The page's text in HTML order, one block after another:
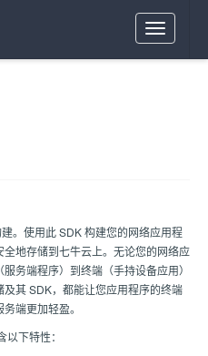
Toggle
navigation
。使用此 SDK 构建您的网络应用程
全地存储到七牛云 上。无论您的网络应
务端程序）到终端（手持设备应用）
及其 SDK，都能让您应用程序的终端
端更加轻盈。
下特性：